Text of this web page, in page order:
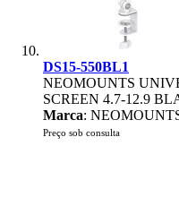
DS15-550BL1
NEOMOUNTS
SCREEN 4.7-12.9
Marca:
Preço sob consulta